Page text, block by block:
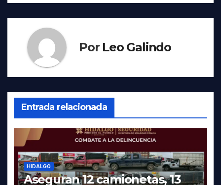
Por Leo Galindo
Entrada relacionada
HIDALGO
Aseguran 12 camionetas, 13